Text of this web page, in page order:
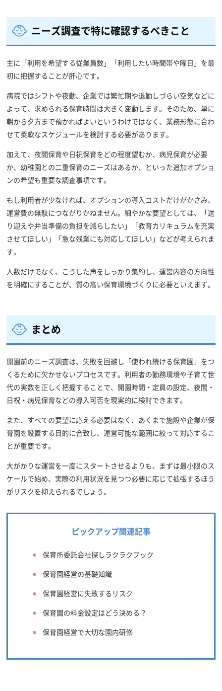
ニーズ調査で特に確認するべきこと
主に「利用を希望する従業員数」「利用したい時間帯や曜日」を最
初に把握することが肝心です。
病院ではシフトや夜勤、企業では繁忙期や退勤しづらい空気などに
よって、求められる保育時間は大きく変動します。そのため、単に
朝から夕方まで預かればよいというわけではなく、業務形態に合わ
せて柔軟なスケジュールを検討する必要があります。
加えて、夜間保育や日祝保育をどの程度望むか、病児保育が必要
か、幼稚園との二重保育のニーズはあるか、といった追加オプショ
ンの希望も重要な調査事項です。
もし利用者が少なければ、オプションの導入コストだけがかさみ、
運営費の無駄につながりかねません。細やかな要望としては、「送
り迎えや弁当準備の負担を減らしたい」「教育カリキュラムを充実
させてほしい」「急な残業にも対応してほしい」などが考えられま
す。
人数だけでなく、こうした声をしっかり集約し、運営内容の方向性
を明確にすることが、質の高い保育環境づくりに必要といえます。
まとめ
開園前のニーズ調査は、失敗を回避し「使われ続ける保育園」をつ
くるために欠かせないプロセスです。利用者の勤務環境や子育て世
代の実数を正しく把握することで、開園時間・定員の設定、夜間・
日祝・病児保育などの導入可否を現実的に検討できます。
また、すべての要望に応える必要はなく、あくまで施設や企業が保
育園を設置する目的に合致し、運営可能な範囲に絞って対応するこ
とが重要です。
大がかりな運営を一度にスタートさせるよりも、まずは最小限のス
ケールで始め、実際の利用状況を見つつ必要に応じて拡張するほう
がリスクを抑えられるでしょう。
ピックアップ関連記事
保育所委託会社探しラクラクブック
保育園経営の基礎知識
保育園経営に失敗するリスク
保育園の料金設定はどう決める？
保育園経営で大切な園内研修